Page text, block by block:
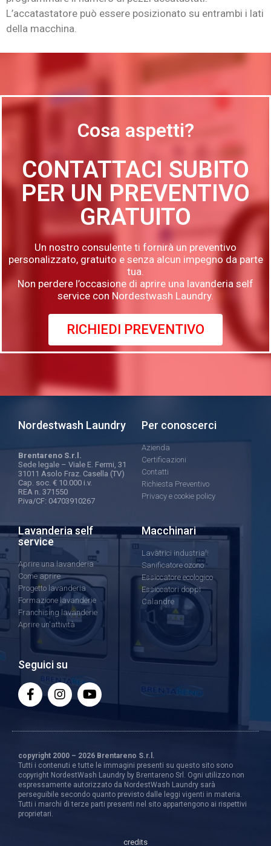
L’accatastatore può essere posizionato su entrambi i lati
della macchina.
Cosa aspetti?
CONTATTACI SUBITO
PER UN PREVENTIVO
GRATUITO
Un nostro consulente ti fornirà un preventivo
personalizzato, gratuito e senza alcun impegno da parte
tua.
Non perdere l’occasione di aprire una lavanderia self
service con Nordestwash Laundry.
RICHIEDI PREVENTIVO
Nordestwash Laundry
Brentareno S.r.l.
Sede legale – Viale E. Fermi, 31
31011 Asolo Fraz. Casella (TV)
Cap. soc. € 10.000 i.v.
REA n. 371550
P.iva/CF: 04703910267
Per conoscerci
Azienda
Certificazioni
Contatti
Richiesta Preventivo
Privacy e cookie policy
Lavanderia self
service
Aprire una lavanderia
Come aprire
Progetto lavanderia
Formazione lavanderie
Franchising lavanderie
Aprire un'attività
Macchinari
Lavatrici industriali
Sanificatore ozono
Essiccatore ecologico
Essiccatori doppi
Calandre
Seguici su
copyright 2000 – 2026 Brentareno S.r.l.
Tutti i contenuti e tutte le immagini presenti su questo sito sono
copyright NordestWash Laundry by Brentareno Srl. Ogni utilizzo non
espressamente autorizzato da NordestWash Laundry sarà
perseguibile secondo quanto previsto dalle leggi vigenti in materia.
Tutti i marchi di terze parti presenti nel sito appartengono ai rispettivi
proprietari.
credits